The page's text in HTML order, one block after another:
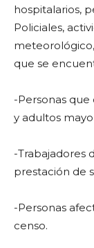
hospitalarios,
Policiales,
que se
-Personas que
y adultos
-Trabajadores
prestación de
-Personas
censo.